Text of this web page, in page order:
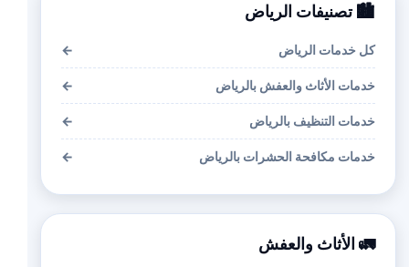
🏙️ تصنيفات الرياض
كل خدمات الرياض ←
خدمات الأثاث والعفش بالرياض ←
خدمات التنظيف بالرياض ←
خدمات مكافحة الحشرات بالرياض ←
🚛 الأثاث والعفش